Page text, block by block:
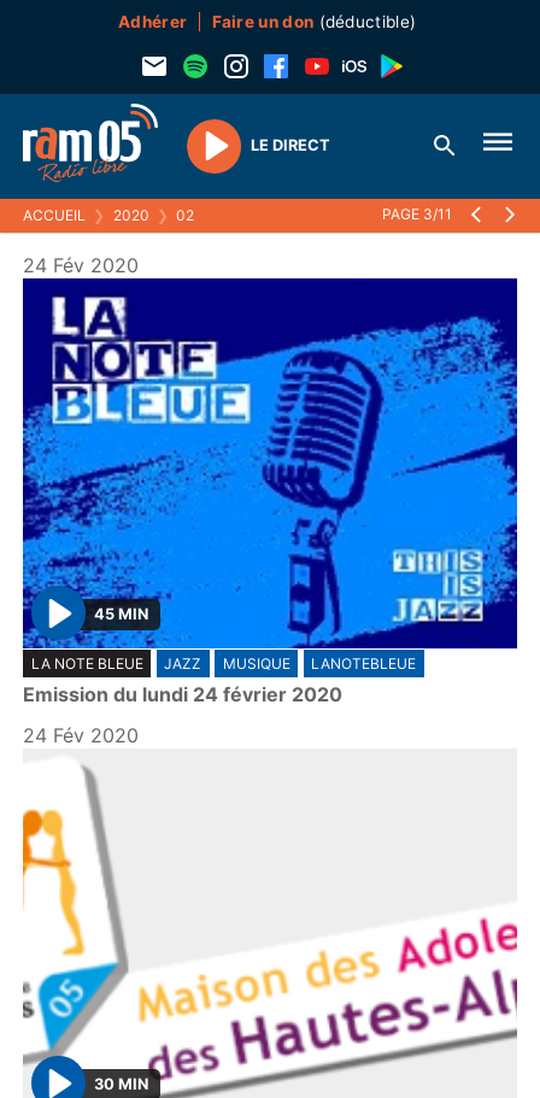
Adhérer Faire un don (déductible)
Play
LE DIRECT
ACCUEIL ❯ 2020 ❯ 02 PAGE 3/11
24 Fév 2020
P
l
a
y
45 MIN
LA NOTE BLEUE JAZZ MUSIQUE LANOTEBLEUE
Emission du lundi 24 février 2020
24 Fév 2020
30 MIN